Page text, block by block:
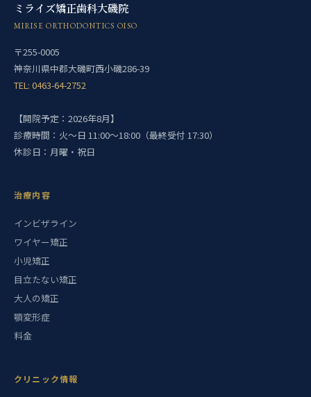
ミライズ矯正歯科大磯院
MIRISE ORTHODONTICS OISO
〒255-0005
神奈川県中郡大磯町西小磯286-39
TEL: 0463-64-2752
【開院予定：2026年8月】
診療時間：火〜日 11:00〜18:00（最終受付 17:30）
休診日：月曜・祝日
治療内容
インビザライン
ワイヤー矯正
小児矯正
目立たない矯正
大人の矯正
顎変形症
料金
クリニック情報